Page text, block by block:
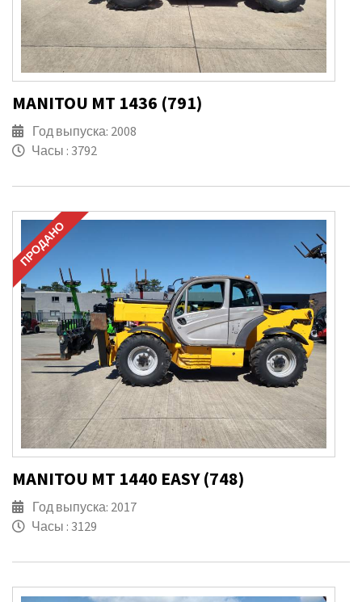
MANITOU MT 1436 (791)
Год выпуска: 2008
Часы : 3792
ПРОДАНО
MANITOU MT 1440 EASY (748)
Год выпуска: 2017
Часы : 3129